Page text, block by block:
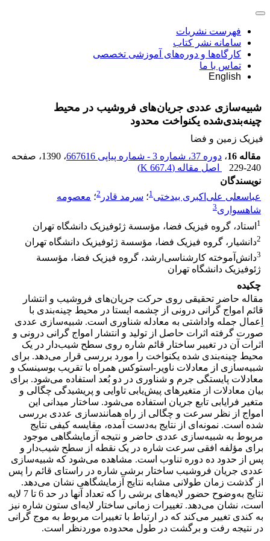
فهرست نشریات
سامانه نشر کتاب
کارگاه‌ها و دوره‌های آموزشی تخصصی
تماس با ما
English
شبیه‌سازی عددی جریان‌های فروشیب در محیط
چینه‌بندی‌شده یکنواخت محدود
فیزیک زمین و فضا
مقاله 16
، دوره 37، شماره 3 - شماره پیاپی 667616 ، 1390
، صفحه
229-240
اصل مقاله (667.4 K
)
نویسندگان
عباسعلی علی‌اکبری بیدختی1؛ سرمد قادر 2؛ معصومه
شاهسواری3
1 استاد، گروه فیزیک فضا، مؤسسة ژئوفیزیک دانشگاه تهران
2دانشیار، گروه فیزیک فضا، مؤسسة ژئوفیزیک دانشگاه تهران
3دانش‌آموخته کارشناسی‌ارشد، گروه فیزیک فضا، مؤسسة
ژئوفیزیک دانشگاه تهران
چکیده
مقاله حاضر تحقیقی روی حرکت جریان‌های فروشیب و انتشار
قائم امواج گرانی درونی از چشمه ایستا در محیط چینه‌بندی با
اِعمال جمله واداشتی به معادله شناوری است. شبیه‌سازی عددی
صورت گرفته اثرات حاصل از تولید و انتشار امواج گرانی درونی و
اثرات آن در تغییر ساختار قائم شاره روی سطح شیب‌دار در یک
محیط چینه‌بندی شده یکنواخت را مورد بررسی قرار می‌دهد. برای
شبیه‌سازی از معادلات ناویر-استوکس همراه با تقریب بوسینسک و
معادلات پایستگی‌ جرم و شناوری در دو بُعد استفاده می‌شود. برای
بیان معادلات از متغیرهای پیش‌یابی تاوایی و پریشیدگی چگالی و
متغیر فرایابی تابع جریان استفاده می‌شود. ساختار میدانی این
امواج از نظر سرعت و چگالی از راه همانندسازی عددی بررسی
شده ‌است. نمونه‌ای از نتایج به‌دست آمده، مقایسه کیفی نتایج
مربوط به شبیه‌سازی عددی حاضر و نتیجه آزمایشگاهی موجود
برای مؤلفه افقی سرعت شاره در یک نقطه از سطح شیب‌دار و
پس از حدود ده دوره تناوب است. مشاهده می‌شود که شبیه‌سازی
عددی جریان فروشیب ساختار برشی شاره در راستای قائم را پس
از گذشت زمان طولانی مشابه نتایج آزمایشگاهی نشان می‌دهد.
نتایج به‌وضوح حضور لایه‌های برشی را که تعداد آنها در حد 6 تا 7 لایه
است، نشان می‌دهد. تغییرات زمانی ساختار لایه‌ای ستون شاره نیز
به کندی تغییر می‌کند که در ارتباط با تغییرات مربوط به موج گرانی
در نتیجه رفت و برگشت در طول محدوده موردنظر است.